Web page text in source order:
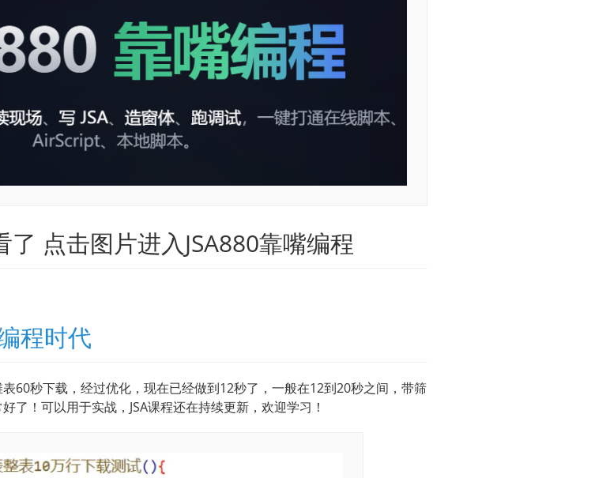
点击图片进入JSA880靠嘴编程
程时代
60秒下载，经过优化，现在已经做到12秒了，一般在12到20秒之间，带筛
了！可以用于实战，JSA课程还在持续更新，欢迎学习！